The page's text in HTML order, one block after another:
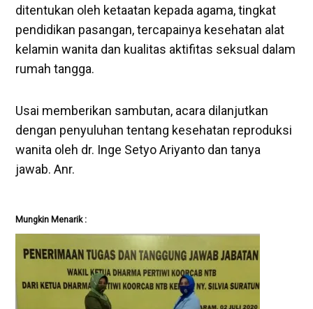
ditentukan oleh ketaatan kepada agama, tingkat
pendidikan pasangan, tercapainya kesehatan alat
kelamin wanita dan kualitas aktifitas seksual dalam
rumah tangga.
Usai memberikan sambutan, acara dilanjutkan
dengan penyuluhan tentang kesehatan reproduksi
wanita oleh dr. Inge Setyo Ariyanto dan tanya
jawab. Anr.
Mungkin Menarik :